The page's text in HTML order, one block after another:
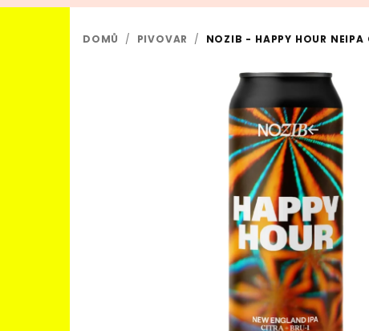
DOMŮ / PIVOVAR / NOZIB - HAPPY HOUR